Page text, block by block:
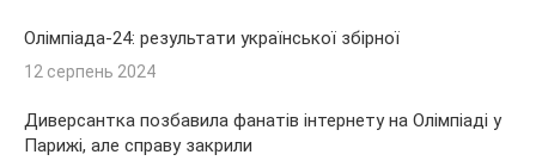
Олімпіада-24: результати української збірної
12 серпень 2024
Диверсантка позбавила фанатів інтернету на Олімпіаді у
Парижі, але справу закрили